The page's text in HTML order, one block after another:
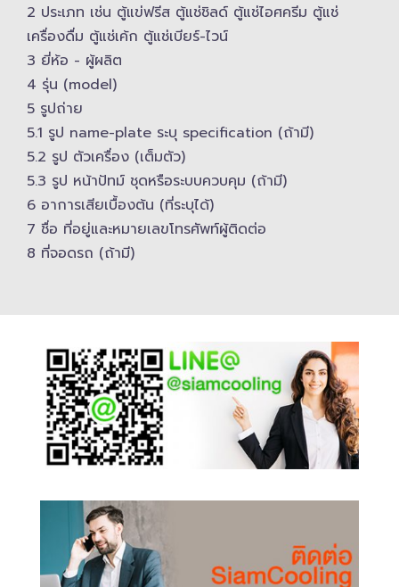
2 ประเภท เช่น ตู้แข่ฟรีส ตู้แช่ชิลด์ ตู้แช่ไอศครีม ตู้แช่
เครื่องดื่ม ตู้แช่เค้ก ตู้แช่เบียร์-ไวน์
3 ยี่ห้อ -​ ผู้ผลิต
4 รุ่น (model)
5 รูปถ่าย
5.1 รูป name-plate ระบุ specification (ถ้ามี)
5.2 รูป ตัวเครื่อง (เต็มตัว)
5.3 รูป หน้าปัทม์ ชุดหรือระบบควบคุม (ถ้ามี)​
6 อาการเสียเบื้องต้น (ที่ระบุได้)
7 ชื่อ ที่อยู่และ​หมายเลขโทรศัพท์​ผู้ติดต่อ
8 ที่จอดรถ (ถ้ามี)​